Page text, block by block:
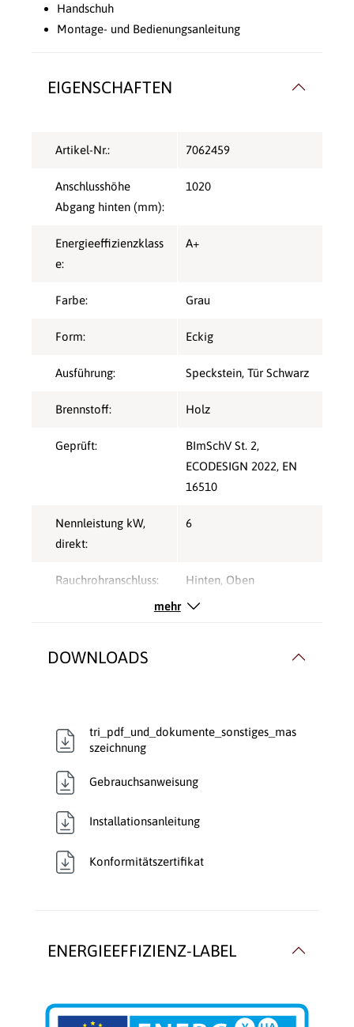
Handschuh
Montage- und Bedienungsanleitung
EIGENSCHAFTEN
Artikel-Nr.: 7062459
Anschlusshöhe
Abgang hinten (mm):
1020
Energieeffizienzklass
e:
A+
Farbe: Grau
Form: Eckig
Ausführung: Speckstein, Tür Schwarz
Brennstoff: Holz
Geprüft: BImSchV St. 2,
ECODESIGN 2022, EN
16510
Nennleistung kW,
direkt:
6
Rauchrohranschluss: Hinten, Oben
Typ:
Verglasung: Front
Wärmetransport:
mehr
DOWNLOADS
tri_pdf_und_dokumente_sonstiges_mas
szeichnung
Gebrauchsanweisung
Installationsanleitung
Konformitätszertifikat
ENERGIEEFFIZIENZ-LABEL